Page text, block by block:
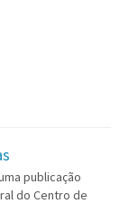
publicação
do Centro de